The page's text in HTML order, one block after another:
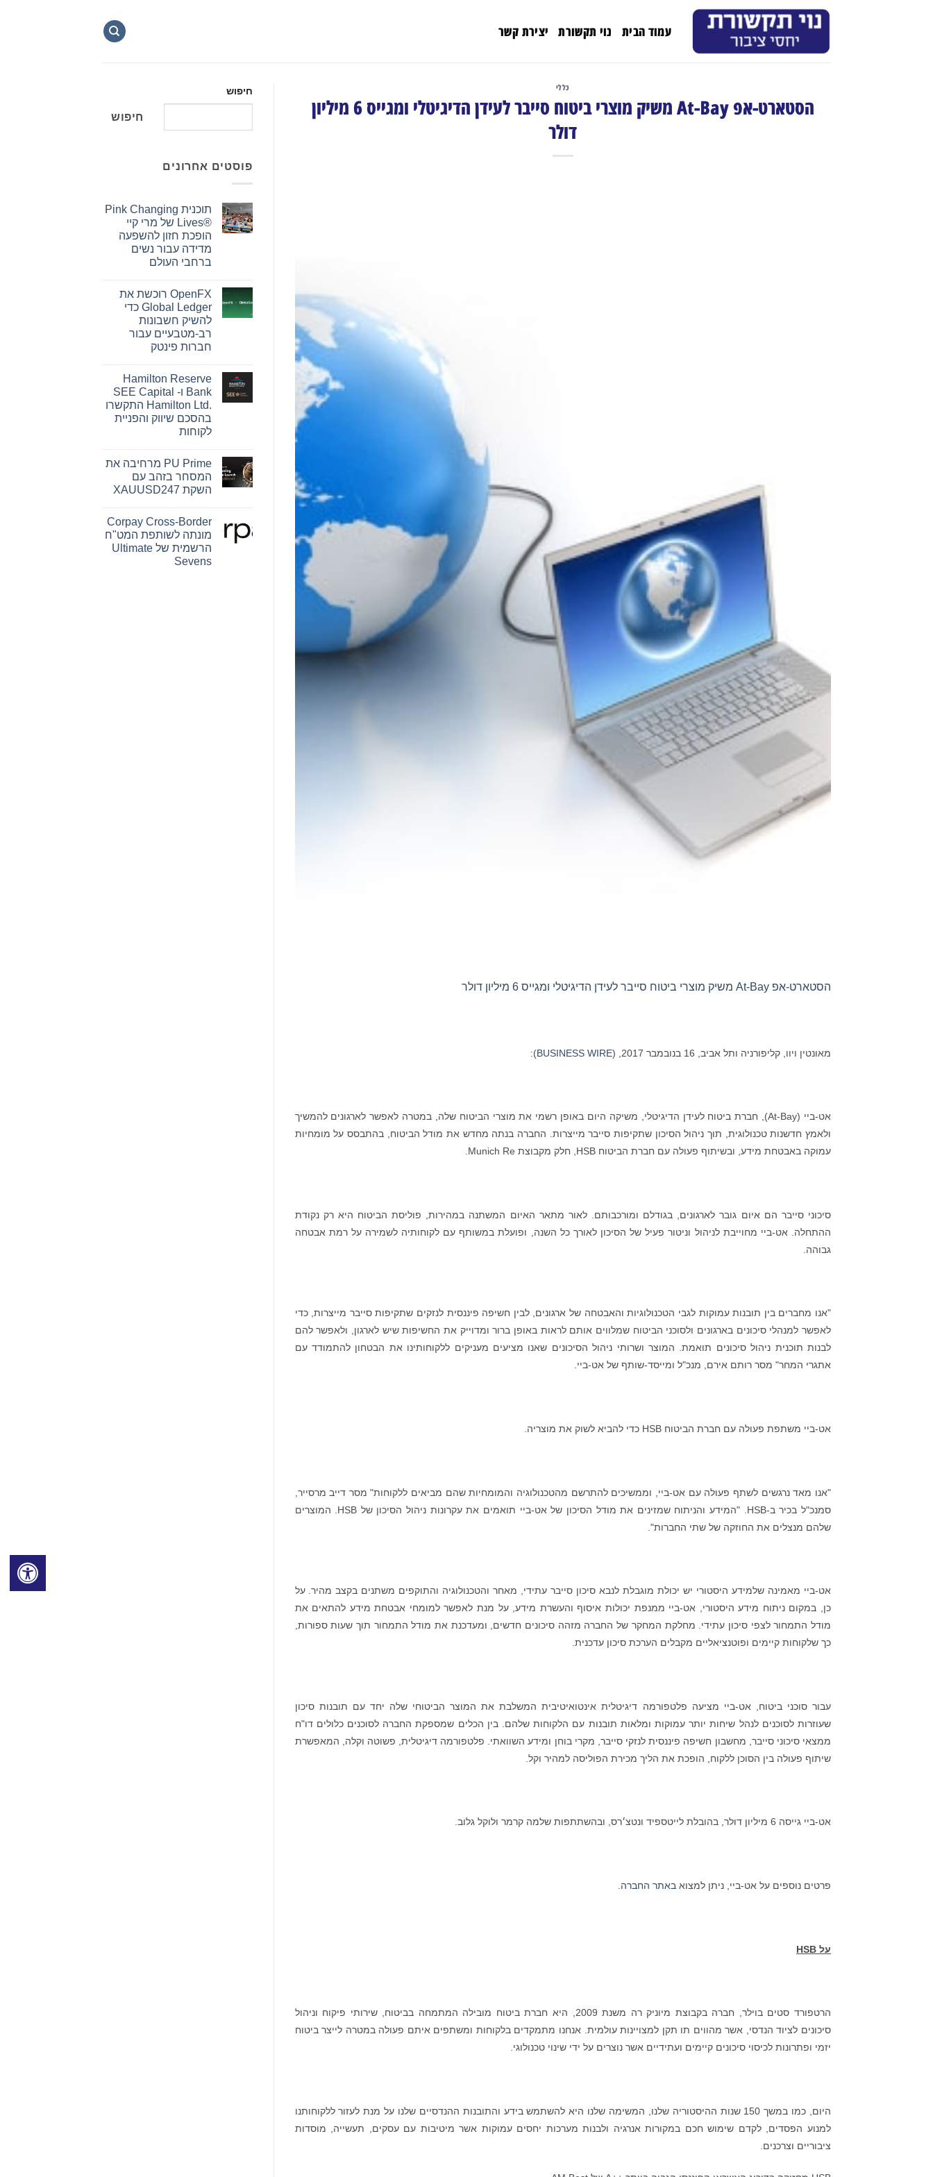
עמוד הבית נוי תקשורת יצירת קשר
כללי
הסטארט-אפ At-Bay משיק מוצרי ביטוח סייבר לעידן הדיגיטלי ומגייס 6 מיליון
דולר
הסטארט-אפ At-Bay משיק מוצרי ביטוח סייבר לעידן הדיגיטלי ומגייס 6 מיליון דולר
מאונטין ויוו, קליפורניה ותל אביב, 16 בנובמבר 2017, ( BUSINESS WIRE
):
אט-ביי (At-Bay), חברת ביטוח לעידן הדיגיטלי, משיקה היום באופן רשמי את מוצרי הביטוח שלה, במטרה לאפשר לארגונים להמשיך
ולאמץ חדשנות טכנולוגית, תוך ניהול הסיכון שתקיפות סייבר מייצרות. החברה בנתה מחדש את מודל הביטוח, בהתבסס על מומחיות
עמוקה באבטחת מידע, ובשיתוף פעולה עם חברת הביטוח HSB, חלק מקבוצת Munich Re.
סיכוני סייבר הם איום גובר לארגונים, בגודלם ומורכבותם. לאור מתאר האיום המשתנה במהירות, פוליסת הביטוח היא רק נקודת
ההתחלה. אט-ביי מחוייבת לניהול וניטור פעיל של הסיכון לאורך כל השנה, ופועלת במשותף עם לקוחותיה לשמירה על רמת אבטחה
גבוהה.
"אנו מחברים בין תובנות עמוקות לגבי הטכנולוגיות והאבטחה של ארגונים, לבין חשיפה פיננסית לנזקים שתקיפות סייבר מייצרות, כדי
לאפשר למנהלי סיכונים בארגונים ולסוכני הביטוח שמלווים אותם לראות באופן ברור ומדוייק את החשיפות שיש לארגון, ולאפשר להם
לבנות תוכנית ניהול סיכונים תואמת. המוצר ושרותי ניהול הסיכונים שאנו מציעים מעניקים ללקוחותינו את הבטחון להתמודד עם
אתגרי המחר" מסר רותם אירם, מנכ"ל ומייסד-שותף של אט-ביי.
אט-ביי משתפת פעולה עם חברת הביטוח HSB כדי להביא לשוק את מוצריה.
"אנו מאד נרגשים לשתף פעולה עם אט-ביי, וממשיכים להתרשם מהטכנולוגיה והמומחיות שהם מביאים ללקוחות" מסר דייב מרסייר,
סמנכ"ל בכיר ב-HSB. "המידע והניתוח שמזינים את מודל הסיכון של אט-ביי תואמים את עקרונות ניהול הסיכון של HSB. המוצרים
שלהם מנצלים את החוזקה של שתי החברות".
אט-ביי מאמינה שלמידע היסטורי יש יכולת מוגבלת לנבא סיכון סייבר עתידי, מאחר והטכנולוגיה והתוקפים משתנים בקצב מהיר. על
כן, במקום ניתוח מידע היסטורי, אט-ביי ממנפת יכולות איסוף והעשרת מידע, על מנת לאפשר למומחי אבטחת מידע להתאים את
מודל התמחור לצפי סיכון עתידי. מחלקת המחקר של החברה מזהה סיכונים חדשים, ומעדכנת את מודל התמחור תוך שעות ספורות,
כך שלקוחות קיימים ופוטנציאליים מקבלים הערכת סיכון עדכנית.
עבור סוכני ביטוח, אט-ביי מציעה פלטפורמה דיגיטלית אינטואיטיבית המשלבת את המוצר הביטוחי שלה יחד עם תובנות סיכון
שעוזרות לסוכנים לנהל שיחות יותר עמוקות ומלאות תובנות עם הלקוחות שלהם. בין הכלים שמספקת החברה לסוכנים כלולים דו"ח
ממצאי סיכוני סייבר, מחשבון חשיפה פיננסית לנזקי סייבר, מקרי בוחן ומידע השוואתי. פלטפורמה דיגיטלית, פשוטה וקלה, המאפשרת
שיתוף פעולה בין הסוכן ללקוח, הופכת את הליך מכירת הפוליסה למהיר וקל.
אט-ביי גייסה 6 מיליון דולר, בהובלת לייטספיד ונטצ׳רס, ובהשתתפות שלמה קרמר ולוקל גלוב.
פרטים נוספים על אט-ביי, ניתן למצוא באתר החברה
על HSB
הרטפורד סטים בוילר, חברה בקבוצת מיוניק רה משנת 2009, היא חברת ביטוח מובילה המתמחה בביטוח, שירותי פיקוח וניהול
סיכונים לציוד הנדסי, אשר מהווים תו תקן למצויינות עולמית. אנחנו מתמקדים בלקוחות ומשתפים איתם פעולה במטרה לייצר ביטוח
יזמי ופתרונות לכיסוי סיכונים קיימים ועתידיים אשר נוצרים על ידי שינוי טכנולוגי.
היום, כמו במשך 150 שנות ההיסטוריה שלנו, המשימה שלנו היא להשתמש בידע והתובנות ההנדסיים שלנו על מנת לעזור ללקוחותנו
למנוע הפסדים, לקדם שימוש חכם במקורות אנרגיה ולבנות מערכות יחסים עמוקות אשר מיטיבות עם עסקים, תעשייה, מוסדות
ציבוריים וצרכנים.
חיפוש
חיפוש
פוסטים אחרונים
תוכנית Pink Changing
Lives®‎ של מרי קיי
הופכת חזון להשפעה
מדידה עבור נשים
ברחבי העולם
על
תוכנית
Pink
Changing
Lives®‎
של
מרי
חזון
להשפעה
מדידה
עבור
נשים
ברחבי
העולם
OpenFX רוכשת את
Global Ledger כדי
להשיק חשבונות
רב-מטבעיים עבור
חברות פינטק
על
OpenFX
רוכשת
את
Global
Ledger
כדי
רב-מטבעיים
עבור
חברות
פינטק
Hamilton Reserve
Bank ו- SEE Capital
Hamilton Ltd.‎ התקשרו
בהסכם שיווק והפניית
לקוחות
על
Hamilton
Reserve
Bank
Capital
Hamilton
Ltd.‎
התקשרו
בהסכם
שיווק
PU Prime מרחיבה את
המסחר בזהב עם
השקת XAUUSD247
על
PU
Prime
מרחיבה
את
המסחר
Corpay Cross-Border
מונתה לשותפת המט"ח
הרשמית של Ultimate
Sevens